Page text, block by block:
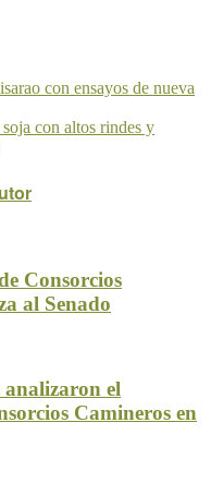
con ensayos de nueva
con altos rindes y
Consorcios
al Senado
el
Camineros en